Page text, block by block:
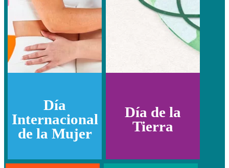
Día
Internacional
de la Mujer
Día de la
Tierra